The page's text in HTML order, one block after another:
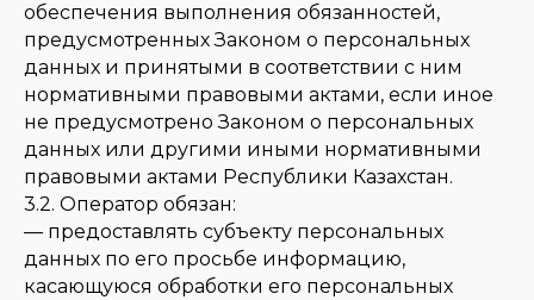
обеспечения выполнения обязанностей,
предусмотренных Законом о персональных
данных и принятыми в соответствии с ним
нормативными правовыми актами, если иное
не предусмотрено Законом о персональных
данных или другими иными нормативными
правовыми актами Республики Казахстан.
3.2. Оператор обязан:
— предоставлять субъекту персональных
данных по его просьбе информацию,
касающуюся обработки его персональных